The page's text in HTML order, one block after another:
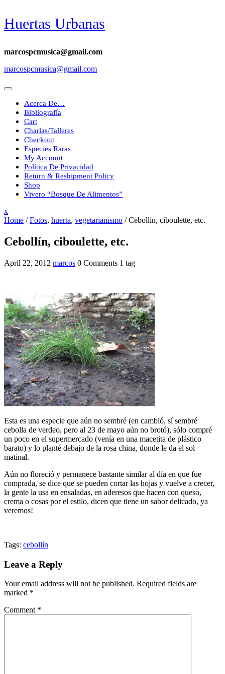
Skip
to
Huertas Urbanas
marcospcmusica@gmail.com
marcospcmusica@gmail.com
Acerca De…
Bibliografía
Cart
Charlas/Talleres
Checkout
Especies Raras
My Account
Política De Privacidad
Return & Reshipment Policy
Shop
Vivero “Bosque De Alimentos”
xClose
Menu
Home /Fotos, huerta, vegetarianismo /Cebollín, ciboulette, etc.
Cebollín, ciboulette, etc.
April 22, 2012 marcos 0 Comments 1 tag
Esta es una especie que aún no sembré (en cambió, sí sembré
cebolla de verdeo, pero al 23 de mayo aún no brotó), sólo compré
un poco en el supermercado (venía en una macetita de plástico
barato) y lo planté debajo de la rosa china, donde le da el sol
matinal.
Aún no floreció y permanece bastante similar al día en que fue
comprada, se dice que se pueden cortar las hojas y vuelve a crecer,
la gente la usa en ensaladas, en aderesos que hacen con queso,
crema o cosas por el estilo, dicen que tiene un sabor delicado, ya
veremos!
Tags: cebollín
Leave a Reply
Your email address will not be published. Required fields are
marked *
Comment *